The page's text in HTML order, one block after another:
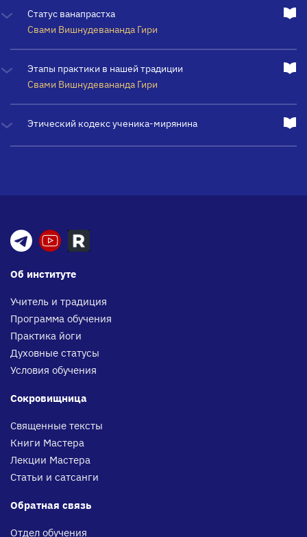
Статус ванапрастха
Свами Вишнудевананда Гири
Этапы практики в нашей традиции
Свами Вишнудевананда Гири
Этический кодекс ученика-мирянина
Об институте
Учитель и традиция
Программа обучения
Практика йоги
Духовные статусы
Условия обучения
Сокровищница
Священные тексты
Книги Мастера
Лекции Мастера
Статьи и сатсанги
Обратная связь
Отдел обучения